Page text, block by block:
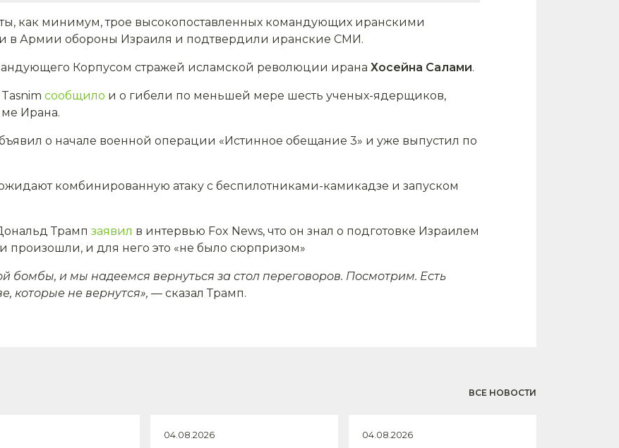
как минимум, трое высокопоставленных командующих иранскими
в Армии обороны Израиля и подтвердили иранские СМИ.
Корпусом стражей исламской революции ирана Хосейна Салами.
сообщило и о гибели по меньшей мере шесть ученых-ядерщиков,
Ирана.
о начале военной операции «Истинное обещание 3» и уже выпустил по
комбинированную атаку с беспилотниками-камикадзе и запуском
Трамп заявил в интервью Fox News, что он знал о подготовке Израилем
произошли, и для него это «не было сюрпризом»
бомбы, и мы надеемся вернуться за стол переговоров. Посмотрим. Есть
которые не вернутся», — сказал Трамп.
ВСЕ НОВОСТИ
04.08.2026 04.08.2026